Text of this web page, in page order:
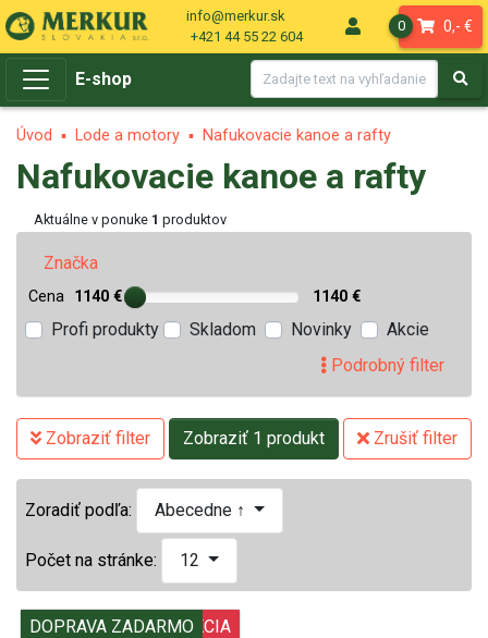
info@merkur.sk
+421 44 55 22 604
0 0,- €
E-shop
Úvod Lode a motory Nafukovacie kanoe a rafty
Nafukovacie kanoe a rafty
Aktuálne v ponuke 1 produktov
Značka
Cena 1140 € 1140 €
Profi produkty Skladom Novinky
Akcie
Podrobný filter
Zobraziť filter Zobraziť 1 produkt Zrušiť filter
Zoradiť podľa: Abecedne ↑
Počet na stránke: 12
AKCIA
DOPRAVA ZADARMO